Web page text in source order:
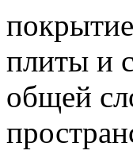
плиты и
общей